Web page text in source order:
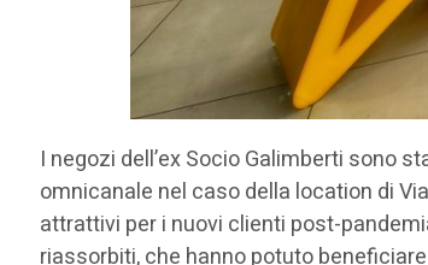
I negozi dell’ex Socio Galimberti sono
omnicanale nel caso della location di
attrattivi per i nuovi clienti post-
riassorbiti, che hanno potuto